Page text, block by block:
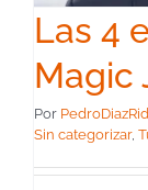
Las 4
Magic
Por
Sin categorizar,